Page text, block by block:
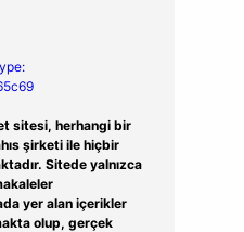
sitesi, herhangi bir
şirketi ile hiçbir
Sitede yalnızca
yer alan içerikler
olup, gerçek